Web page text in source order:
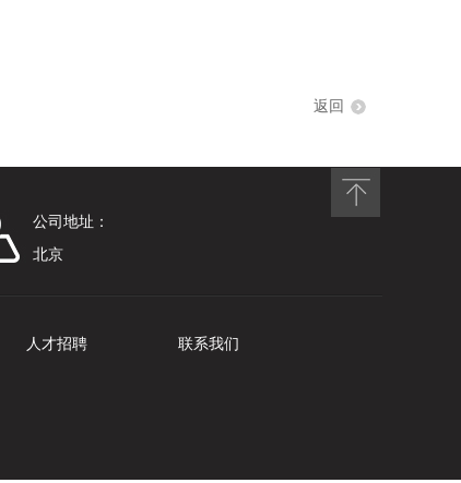
返回
公司地址：
北京
人才招聘 联系我们